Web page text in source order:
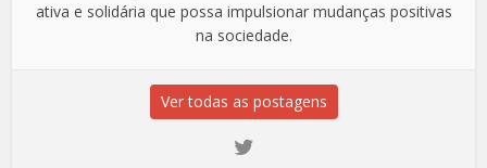
ativa e solidária que possa impulsionar mudanças positivas
na sociedade.
Ver todas as postagens